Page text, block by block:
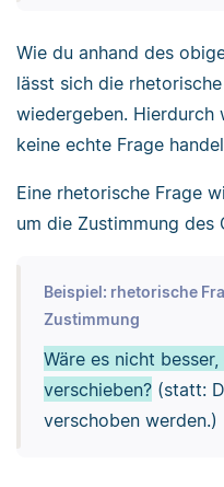
Wie du anhand des
lässt sich die
wiedergeben. Hierdurch
keine echte Frage
Eine rhetorische Frage
um die Zustimmung des
Beispiel: rhetorische
Zustimmung
Wäre es nicht
verschieben?(statt:
verschoben werden.)